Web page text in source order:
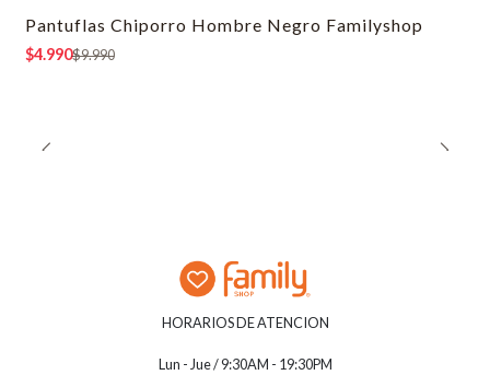
-50% OFF
Pantuflas Chiporro Hombre Negro Familyshop
$4.990$9.990
HORARIOS DE ATENCION
Lun - Jue / 9:30AM - 19:30PM